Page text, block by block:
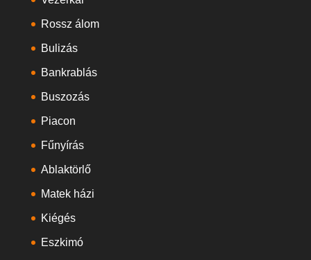
Rossz álom
Bulizás
Bankrablás
Buszozás
Piacon
Fűnyírás
Ablaktörlő
Matek házi
Kiégés
Eszkimó